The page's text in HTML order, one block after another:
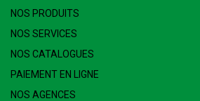
NOS PRODUITS
NOS SERVICES
NOS CATALOGUES
PAIEMENT EN LIGNE
NOS AGENCES